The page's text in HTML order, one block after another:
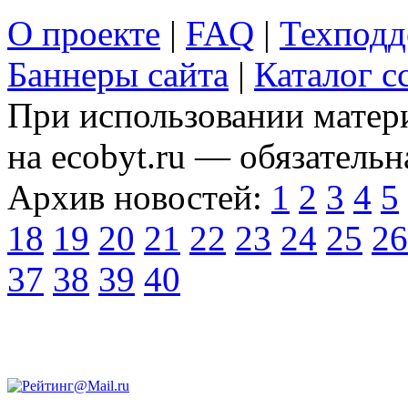
О проекте | FAQ |
Баннеры сайта | Каталог
При использовании
на ecobyt.ru —
Архив новостей: 1 2 3 4 5
18 19 20 21 22 23 24 25 26
37 38 39 40